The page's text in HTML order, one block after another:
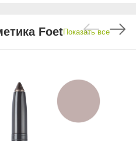
FoetПоказать все